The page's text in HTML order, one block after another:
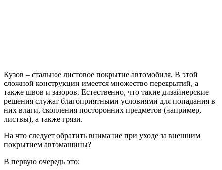
Кузов – стальное листовое покрытие автомобиля. В этой
сложной конструкции имеется множество перекрытий, а
также швов и зазоров. Естественно, что такие дизайнерские
решения служат благоприятными условиями для попадания в
них влаги, скопления посторонних предметов (например,
листвы), а также грязи.
На что следует обратить внимание при уходе за внешним
покрытием автомашины?
В первую очередь это: